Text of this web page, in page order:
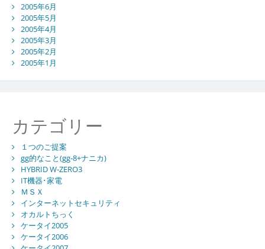
2005年6月
2005年5月
2005年4月
2005年3月
2005年2月
2005年1月
カテゴリー
１つのご提案
gg的なこと(gg-8+ナニカ)
HYBRID W-ZERO3
IT機器･家電
ＭＳＸ
インターネットセキュリティ
オカルトちっく
ケータイ2005
ケータイ2006